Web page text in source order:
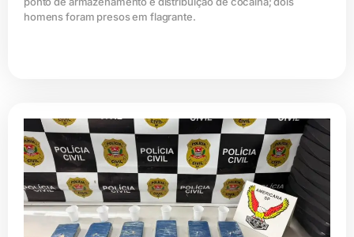
homens foram presos em flagrante.